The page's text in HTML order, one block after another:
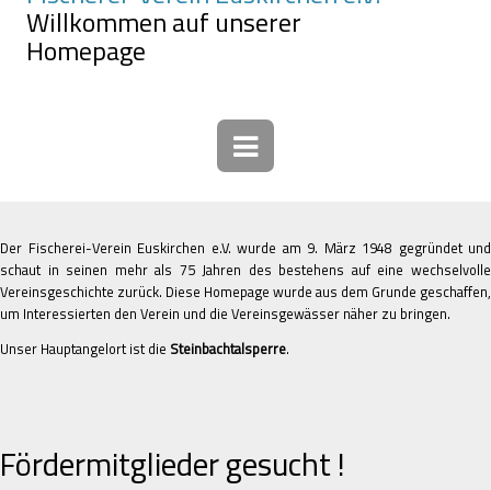
Willkommen auf unserer
Homepage
Der Fischerei-Verein Euskirchen e.V. wurde am 9. März 1948 gegründet und
schaut in seinen mehr als 75 Jahren des bestehens auf eine wechselvolle
Vereinsgeschichte zurück. Diese Homepage wurde aus dem Grunde geschaffen,
um Interessierten den Verein und die Vereinsgewässer näher zu bringen.
Unser Hauptangelort ist die Steinbachtalsperre.
Fördermitglieder gesucht !